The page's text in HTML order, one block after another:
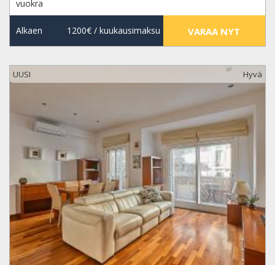
vuokra
Alkaen 1200€/ kuukausimaksu VARAA NYT
UUSI Hyvä